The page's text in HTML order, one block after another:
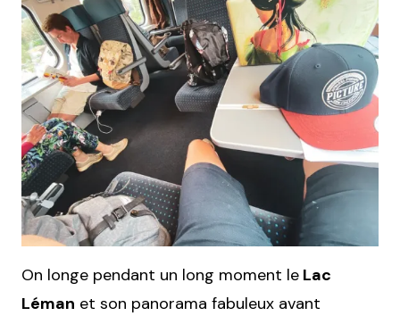
On longe pendant un long moment le Lac
Léman et son panorama fabuleux avant